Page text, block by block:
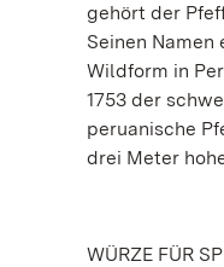
gehört der
Seinen
Wildform in
1753 der
peruanische
drei Meter
WÜRZE FÜR